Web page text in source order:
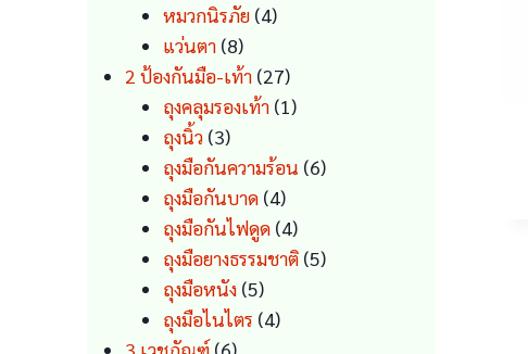
หมวกนิรภัย 44
แว่นตา 88
products
2 ป้องกันมือ-เท้า 2727
products
ถุงคลุมรองเท้า 11
ถุงนิ้ว 33
products
ถุงมือกันความร้อน 66
ถุงมือกันบาด 44
products
ถุงมือกันไฟดูด 44
products
ถุงมือยางธรรมชาติ 55
ถุงมือหนัง 55
products
ถุงมือไนไตร 44
6